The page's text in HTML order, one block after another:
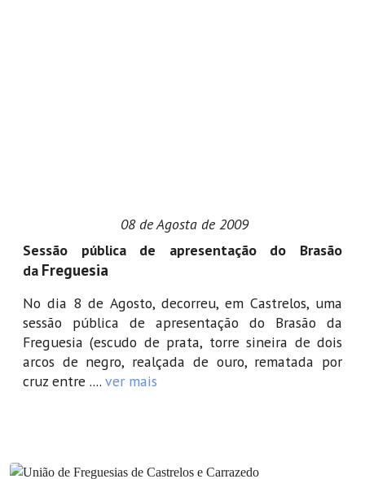
08 de Agosta de 2009
Sessão pública de apresentação do Brasão
da Freguesia
No dia 8 de Agosto, decorreu, em Castrelos, uma
sessão pública de apresentação do Brasão da
Freguesia (escudo de prata, torre sineira de dois
arcos de negro, realçada de ouro, rematada por
cruz entre .... ver mais